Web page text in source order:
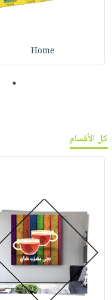
Home
1
كل الأقسام